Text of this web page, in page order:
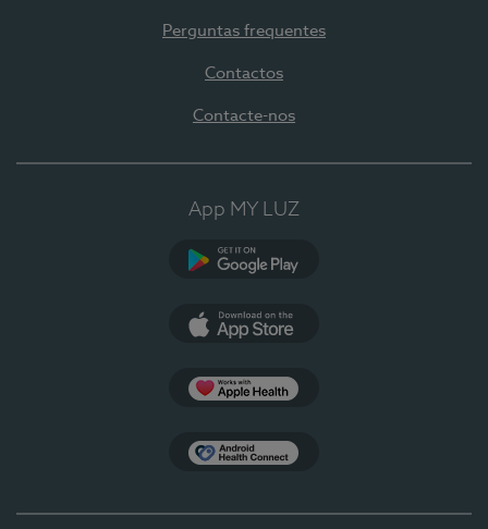
Perguntas frequentes
Contactos
Contacte-nos
App MY LUZ